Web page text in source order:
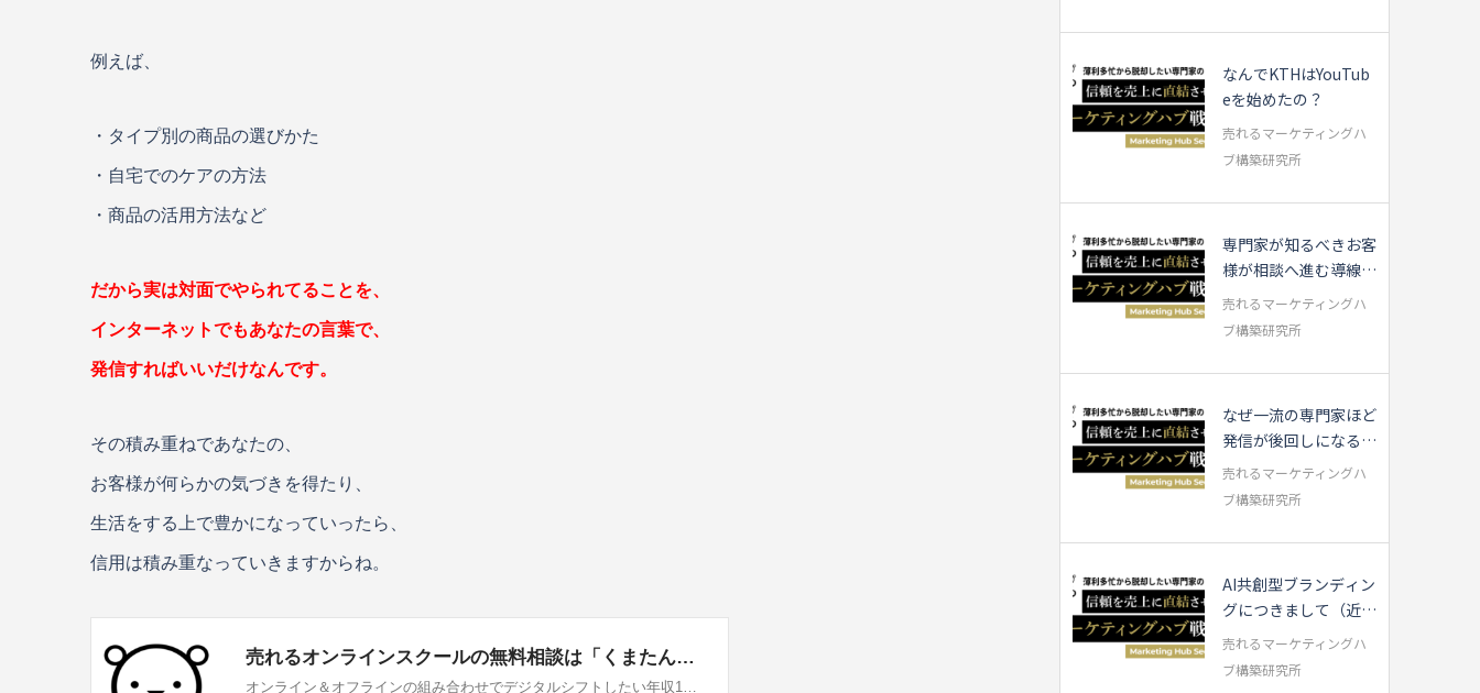
例えば、
・タイプ別の商品の選びかた
・自宅でのケアの方法
・商品の活用方法など
だから実は対面でやられてることを、
インターネットでもあなたの言葉で、
発信すればいいだけなんです。
その積み重ねであなたの、
お客様が何らかの気づきを得たり、
生活をする上で豊かになっていったら、
信用は積み重なっていきますからね。
なんでKTHはYouTub
eを始めたの？
売れるマーケティングハ
ブ構築研究所
専門家が知るべきお客
様が相談へ進む導線の
流れ
売れるマーケティングハ
ブ構築研究所
なぜ一流の専門家ほど
発信が後回しになるの
か？
売れるマーケティングハ
ブ構築研究所
AI共創型ブランディン
グにつきまして（近況
報告）
売れるマーケティングハ
ブ構築研究所